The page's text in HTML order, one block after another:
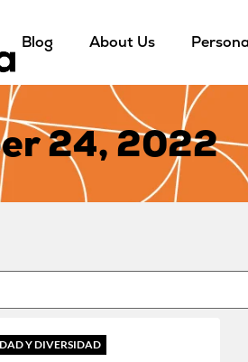
Blog About Us
24, 2022
Y DIVERSIDAD